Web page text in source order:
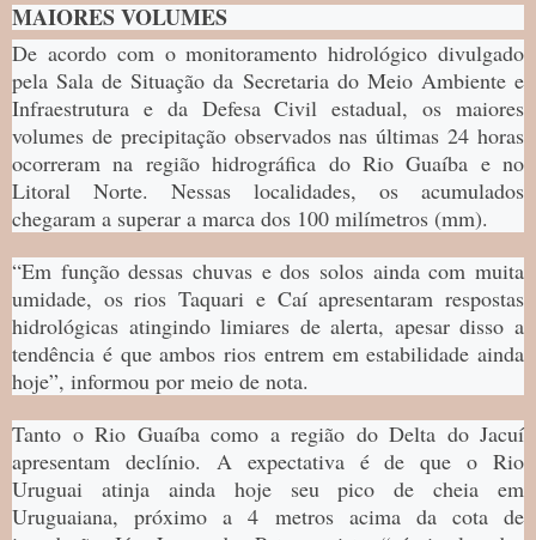
MAIORES VOLUMES
De acordo com o monitoramento hidrológico divulgado
pela Sala de Situação da Secretaria do Meio Ambiente e
Infraestrutura e da Defesa Civil estadual, os maiores
volumes de precipitação observados nas últimas 24 horas
ocorreram na região hidrográfica do Rio Guaíba e no
Litoral Norte. Nessas localidades, os acumulados
chegaram a superar a marca dos 100 milímetros (mm).
“Em função dessas chuvas e dos solos ainda com muita
umidade, os rios Taquari e Caí apresentaram respostas
hidrológicas atingindo limiares de alerta, apesar disso a
tendência é que ambos rios entrem em estabilidade ainda
hoje”, informou por meio de nota.
Tanto o Rio Guaíba como a região do Delta do Jacuí
apresentam declínio. A expectativa é de que o Rio
Uruguai atinja ainda hoje seu pico de cheia em
Uruguaiana, próximo a 4 metros acima da cota de